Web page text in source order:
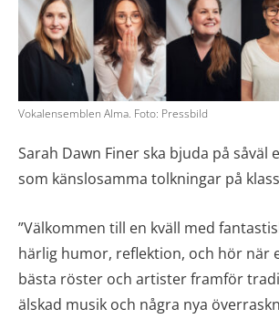
Vokalensemblen Alma. Foto: Pressbild
Sarah Dawn Finer ska bjuda på såväl
som känslosamma tolkningar på
”Välkommen till en kväll med
härlig humor, reflektion, och hör när
bästa röster och artister framför
älskad musik och några nya